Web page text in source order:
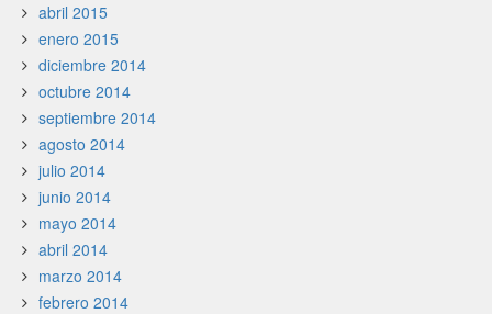
abril 2015
enero 2015
diciembre 2014
octubre 2014
septiembre 2014
agosto 2014
julio 2014
junio 2014
mayo 2014
abril 2014
marzo 2014
febrero 2014